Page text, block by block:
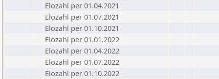
Elozahl per 01.04.2021
Elozahl per 01.07.2021
Elozahl per 01.10.2021
Elozahl per 01.01.2022
Elozahl per 01.04.2022
Elozahl per 01.07.2022
Elozahl per 01.10.2022